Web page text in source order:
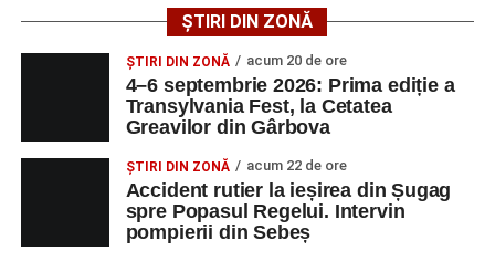
strada Dorobanți din Sebeș
Accident pe strada Dorobanți din Sebeș: fermeie
de 66 de ani rănită grav, după ce a fost lovită de o
motocicletă
4–6 septembrie 2026: Prima ediție a Transylvania
Fest, la Cetatea Greavilor din Gârbova
ȘTIRI DIN ZONĂ
ȘTIRI DIN ZONĂ acum 20 de ore
4–6 septembrie 2026: Prima ediție a
Transylvania Fest, la Cetatea
Greavilor din Gârbova
ȘTIRI DIN ZONĂ acum 22 de ore
Accident rutier la ieșirea din Șugag
spre Popasul Regelui. Intervin
pompierii din Sebeș